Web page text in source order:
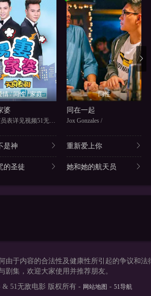
情 / 同性 / 家庭
婆
具体演员表详见视频51无敌电影
同性
同在一起
Jox Gonzales /
是神 重新爱上你
的圣徒 她和她的航天员
于内容的合法性及健康性所引起的争议和法
剧集，欢迎大家使用并推荐朋友。
& 51无敌电影 版权所有 - 网站地图 - 51导航